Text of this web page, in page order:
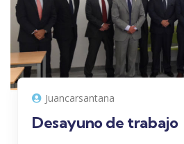
Juancarsantana
Desayuno de trabajo